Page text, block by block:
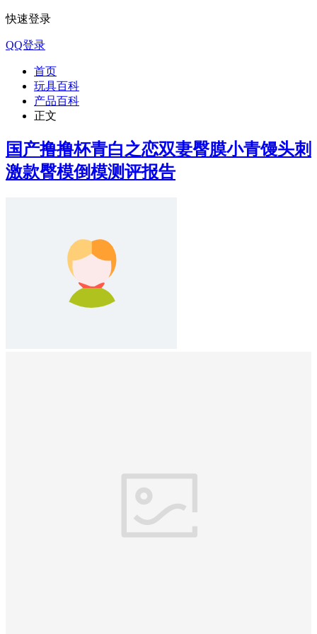
快速登录
QQ登录
首页
玩具百科
产品百科
正文
国产撸撸杯青白之恋双妻臀膜小青馒头刺
激款臀模倒模测评报告